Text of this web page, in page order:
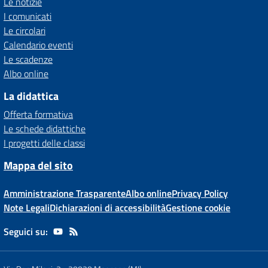
I comunicati
Le circolari
Calendario eventi
Le scadenze
Albo online
La didattica
Offerta formativa
Le schede didattiche
I progetti delle classi
Mappa del sito
Amministrazione TrasparenteAlbo onlinePrivacy Policy
Note LegaliDichiarazioni di accessibilitàGestione cookie
Seguici su: